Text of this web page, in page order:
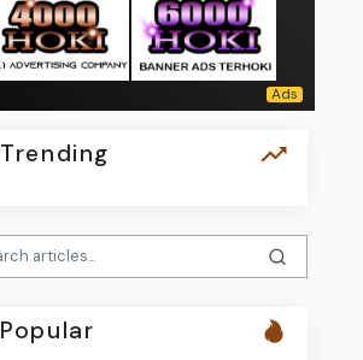
Trending
Popular